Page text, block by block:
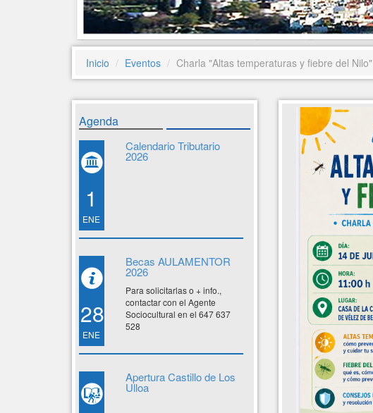
Inicio Eventos Charla "Altas temperaturas y fiebre del Nilo"
Agenda
1
ENE
Calendario Tributario
2026
28
ENE
Becas AULAMENTOR
2026
Para solicitarlas o + info.,
contactar con el Agente
Sociocultural en el 647 637
528
Apertura Castillo de Los
Ulloa